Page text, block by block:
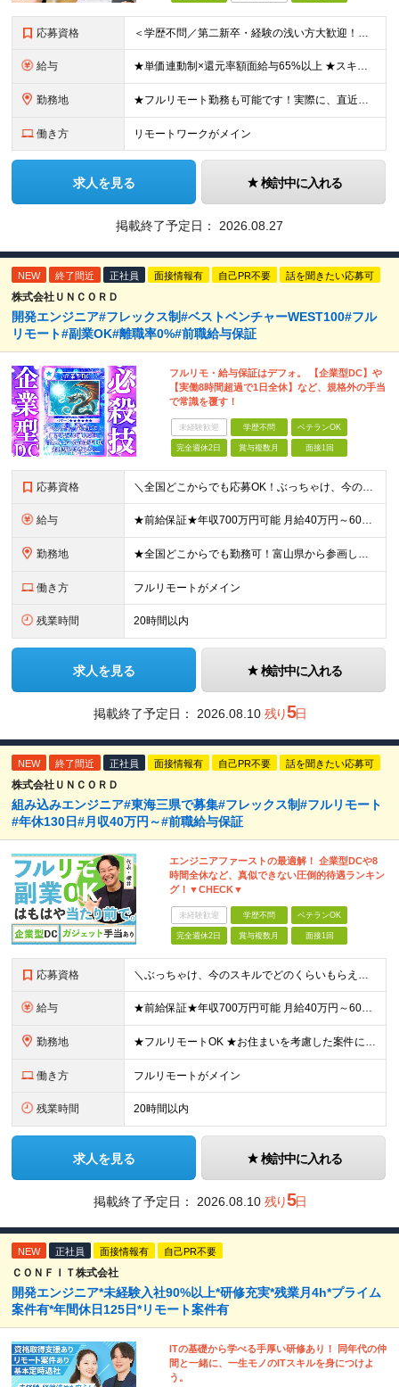
応募資格 ＜学歴不問／第二新卒・経験の浅い方大歓迎！＞ ◆IT業界での何らかの実務経験をお持ちの方 ※運用保守やテスト経験のみで、開発経験がない方も歓迎します！ ※実務未経験の方もまずはご相談ください！ ≪
給与 ★単価連動制×還元率額面給与65%以上 ★スキルUPによってしっかり給与UP！ 月給27万円～60万円＋賞与 ※前職の給与・経験・スキルを最大限考慮し決定します。 ※上記金額には固定残業代（30時
勤務地 ★フルリモート勤務も可能です！実際に、直近で石川県からフルリモートで参画している社員もいます。 （テレワーク案件へのアサインが難しい場合は、通勤圏内でのプロジェクト調整となります） ★転勤はありません
働き方 リモートワークがメイン
求人を見る 検討中に入れる
掲載終了予定日： 2026.08.27
NEW 終了間近 正社員 面接情報有 自己PR不要 話を聞きたい応募可
株式会社ＵＮＣＯＲＤ
開発エンジニア#フレックス制#ベストベンチャーWEST100#フル
リモート#副業OK#離職率0%#前職給与保証
フルリモ・給与保証はデフォ。 【企業型DC】や
【実働8時間超過で1日全休】など、規格外の手当
で常識を覆す！
未経験歓迎 学歴不問 ベテランOK
完全週休2日 賞与複数月 面接1回
応募資格 ＼全国どこからでも応募OK！ぶっちゃけ、今のスキルでどのくらいもらえる？といった相談にも乗ります！／ ◎学歴不問 ◎何らかの開発経験をお持ちの方 ≪こんな方も歓迎します≫ ・新しい技術に挑戦したい方
給与 ★前給保証★年収700万円可能 月給40万円～60万円＋各種手当＋残業代全額支給 ＼代表が単価も還元も徹底交渉！／ 代表が直接取引先と交渉し、単価を強気に提示。 そこで得た利益は、しっかりメンバー
勤務地 ★全国どこからでも勤務可！富山県から参画している社員もおります！ ★フルリモートOK ★お住まいを考慮した案件にアサインします ★転勤なし＆U/Iターン歓迎 【本社】愛知県名古屋市中村区名駅4丁目8
働き方 フルリモートがメイン
残業時間 20時間以内
求人を見る 検討中に入れる
掲載終了予定日： 2026.08.10 残り5日
NEW 終了間近 正社員 面接情報有 自己PR不要 話を聞きたい応募可
株式会社ＵＮＣＯＲＤ
組み込みエンジニア#東海三県で募集#フレックス制#フルリモート
#年休130日#月収40万円～#前職給与保証
エンジニアファーストの最適解！ 企業型DCや8
時間全休など、真似できない圧倒的待遇ランキン
グ！▼CHECK▼
未経験歓迎 学歴不問 ベテランOK
完全週休2日 賞与複数月 面接1回
応募資格 ＼ぶっちゃけ、今のスキルでどのくらいもらえる？といった相談にも乗ります！／ ◎学歴不問 ◎C言語の読み書きができる方 ≪こんな方も歓迎します≫ ・新しい技術に挑戦したい方 ・将来のキャリアや給与につ
給与 ★前給保証★年収700万円可能 月給40万円～60万円＋各種手当＋残業代全額支給 ＼代表が単価も還元も徹底交渉！／ 代表が直接取引先と交渉し、単価を強気に提示。 そこで得た利益は、しっかりメンバー
勤務地 ★フルリモートOK ★お住まいを考慮した案件にアサインします ★転勤なし＆U/Iターン歓迎 【本社】愛知県名古屋市中村区名駅4丁目8-26 エニシオ名駅16F ┗関東・関西・愛知・九州のプロジェクト
働き方 フルリモートがメイン
残業時間 20時間以内
求人を見る 検討中に入れる
掲載終了予定日： 2026.08.10 残り5日
NEW 正社員 面接情報有 自己PR不要
ＣＯＮＦＩＴ株式会社
開発エンジニア*未経験入社90%以上*研修充実*残業月4h*プライム
案件有*年間休日125日*リモート案件有
ITの基礎から学べる手厚い研修あり！ 同年代の仲
間と一緒に、一生モノのITスキルを身につけよ
う。